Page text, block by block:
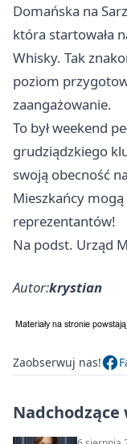
Domańska na
która startowała
Whisky. Tak
poziom
zaangażowanie.
To był weekend
grudziądzkiego
swoją obecność
Mieszkańcy
reprezentantów!
Na podst. Urząd
Autor:krystian
Zaobserwuj nas!